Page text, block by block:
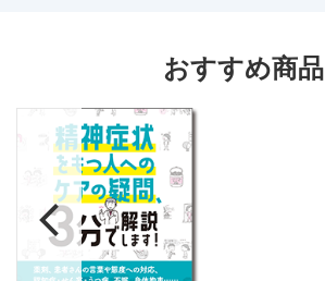
おすすめ商品